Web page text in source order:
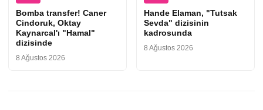
Bomba transfer! Caner
Cindoruk, Oktay
Kaynarcal'ı "Hamal"
dizisinde
8 Ağustos 2026
Hande Elaman, "Tutsak
Sevda" dizisinin
kadrosunda
8 Ağustos 2026